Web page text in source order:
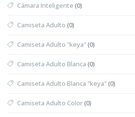
Cámara Inteligente (0)
Camiseta Adulto (0)
Camiseta Adulto "keya"(0)
Camiseta Adulto Blanca (0)
Camiseta Adulto Blanca "keya"(0)
Camiseta Adulto Color(0)